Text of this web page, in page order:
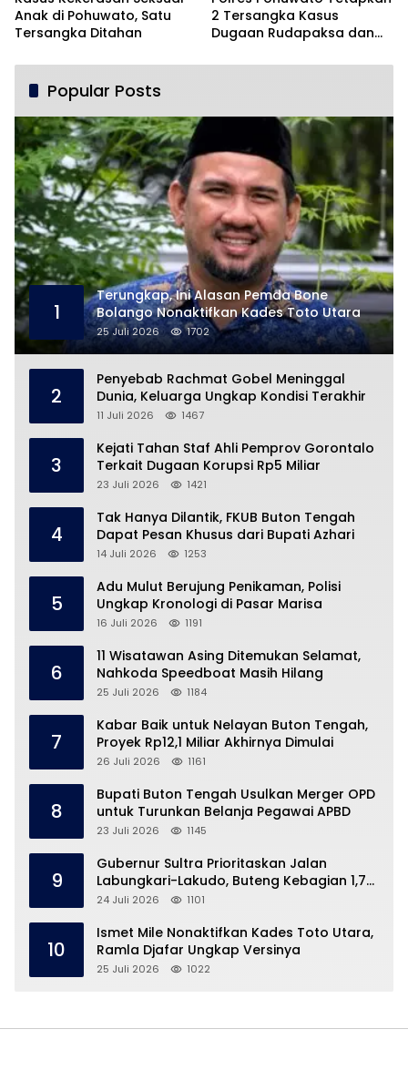
Anak di Pohuwato, Satu
Tersangka Ditahan
2 Tersangka Kasus
Dugaan Rudapaksa dan
Popular Posts
1
Terungkap, Ini Alasan Pemda Bone
Bolango Nonaktifkan Kades Toto Utara
25 Juli 2026 1702
2
Penyebab Rachmat Gobel Meninggal
Dunia, Keluarga Ungkap Kondisi Terakhir
11 Juli 2026 1467
3
Kejati Tahan Staf Ahli Pemprov Gorontalo
Terkait Dugaan Korupsi Rp5 Miliar
23 Juli 2026 1421
4
Tak Hanya Dilantik, FKUB Buton Tengah
Dapat Pesan Khusus dari Bupati Azhari
14 Juli 2026 1253
5
Adu Mulut Berujung Penikaman, Polisi
Ungkap Kronologi di Pasar Marisa
16 Juli 2026 1191
6
11 Wisatawan Asing Ditemukan Selamat,
Nahkoda Speedboat Masih Hilang
25 Juli 2026 1184
7
Kabar Baik untuk Nelayan Buton Tengah,
Proyek Rp12,1 Miliar Akhirnya Dimulai
26 Juli 2026 1161
8
Bupati Buton Tengah Usulkan Merger OPD
untuk Turunkan Belanja Pegawai APBD
23 Juli 2026 1145
9
Gubernur Sultra Prioritaskan Jalan
Labungkari-Lakudo, Buteng Kebagian 1,7
Km
24 Juli 2026 1101
10
Ismet Mile Nonaktifkan Kades Toto Utara,
Ramla Djafar Ungkap Versinya
25 Juli 2026 1022